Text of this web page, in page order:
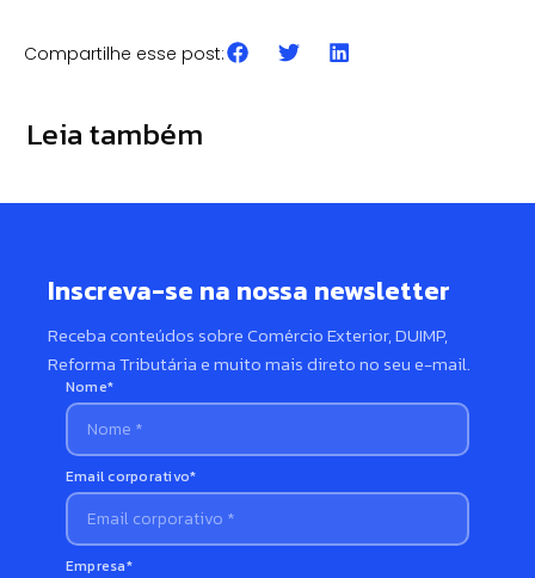
Compartilhe esse post:
Leia também
CLASSIFICAÇÃO FISCAL
evitar multas e retenções
GESTÃO & AUTOMAÇÃO
Inscreva-se na nossa newsletter
Receba conteúdos sobre Comércio Exterior, DUIMP,
Reforma Tributária e muito mais direto no seu e-mail.
Nome*
Email corporativo*
Empresa*